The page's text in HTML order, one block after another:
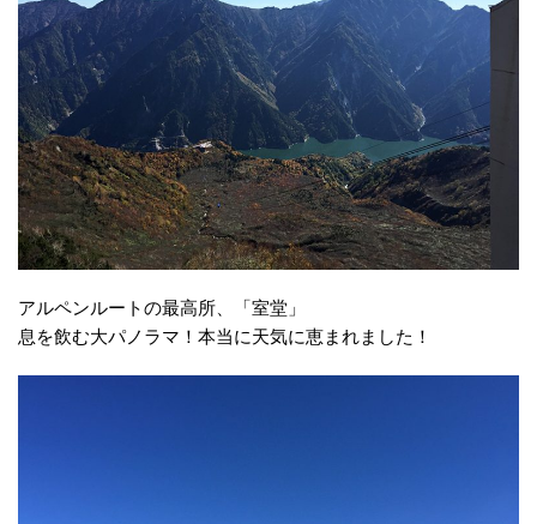
アルペンルートの最高所、「室堂」
息を飲む大パノラマ！本当に天気に恵まれました！